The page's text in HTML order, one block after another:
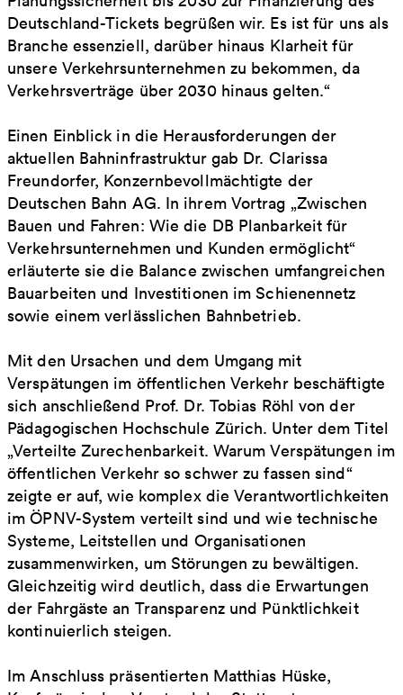
Deutschland-Tickets begrüßen wir. Es ist für uns als
Branche essenziell, darüber hinaus Klarheit für
unsere Verkehrsunternehmen zu bekommen, da
Verkehrsverträge über 2030 hinaus gelten.“
Einen Einblick in die Herausforderungen der
aktuellen Bahninfrastruktur gab Dr. Clarissa
Freundorfer, Konzernbevollmächtigte der
Deutschen Bahn AG. In ihrem Vortrag „Zwischen
Bauen und Fahren: Wie die DB Planbarkeit für
Verkehrsunternehmen und Kunden ermöglicht“
erläuterte sie die Balance zwischen umfangreichen
Bauarbeiten und Investitionen im Schienennetz
sowie einem verlässlichen Bahnbetrieb.
Mit den Ursachen und dem Umgang mit
Verspätungen im öffentlichen Verkehr beschäftigte
sich anschließend Prof. Dr. Tobias Röhl von der
Pädagogischen Hochschule Zürich. Unter dem Titel
„Verteilte Zurechenbarkeit. Warum Verspätungen im
öffentlichen Verkehr so schwer zu fassen sind“
zeigte er auf, wie komplex die Verantwortlichkeiten
im ÖPNV-System verteilt sind und wie technische
Systeme, Leitstellen und Organisationen
zusammenwirken, um Störungen zu bewältigen.
Gleichzeitig wird deutlich, dass die Erwartungen
der Fahrgäste an Transparenz und Pünktlichkeit
kontinuierlich steigen.
Im Anschluss präsentierten Matthias Hüske,